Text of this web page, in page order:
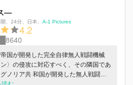
―
24分 日本 A-1 Pictures
4.2
8640
国が開発した完全自律無人戦闘機械
ン〉の侵攻に対応すべく、その隣国であ
ノリア共 和国が開発した無人戦闘機